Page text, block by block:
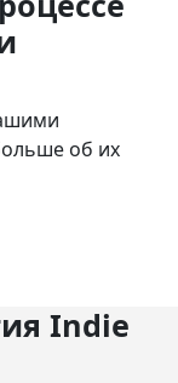
об их
Indie